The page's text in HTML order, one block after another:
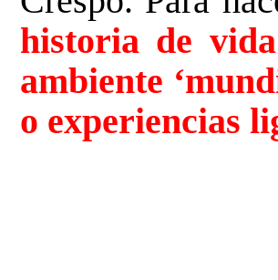
historia de
ambiente
o experiencias